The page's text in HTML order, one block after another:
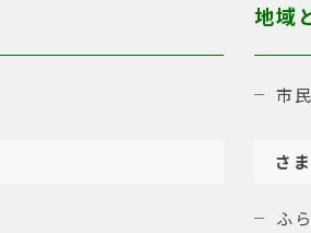
地域
市
さ
ふ